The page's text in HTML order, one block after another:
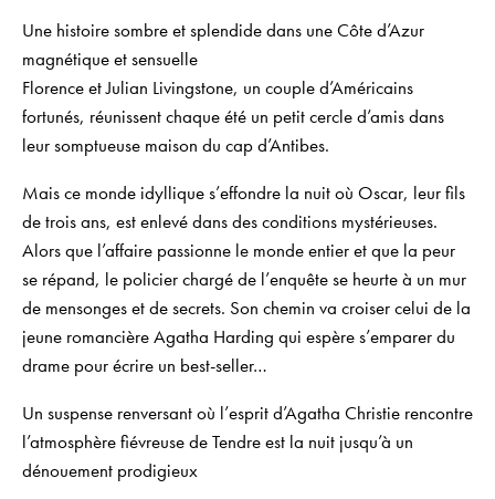
Une histoire sombre et splendide dans une Côte d’Azur
magnétique et sensuelle
Florence et Julian Livingstone, un couple d’Américains
fortunés, réunissent chaque été un petit cercle d’amis dans
leur somptueuse maison du cap d’Antibes.
Mais ce monde idyllique s’effondre la nuit où Oscar, leur fils
de trois ans, est enlevé dans des conditions mystérieuses.
Alors que l’affaire passionne le monde entier et que la peur
se répand, le policier chargé de l’enquête se heurte à un mur
de mensonges et de secrets. Son chemin va croiser celui de la
jeune romancière Agatha Harding qui espère s’emparer du
drame pour écrire un best-seller…
Un suspense renversant où l’esprit d’Agatha Christie rencontre
l’atmosphère fiévreuse deTendre est la nuit jusqu’à un
dénouement prodigieux